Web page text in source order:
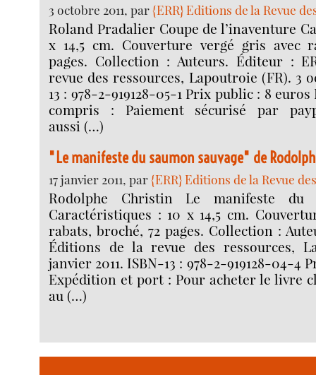
3 octobre 2011, par{ERR} Editions de la Revue
Roland Pradalier Coupe de l’inaventure
x 14,5 cm. Couverture vergé gris avec
pages. Collection : Auteurs. Éditeur :
revue des ressources, Lapoutroie (FR). 3
13 : 978-2-919128-05-1 Prix public : 8
compris : Paiement sécurisé par
aussi (…)
"Le manifeste du saumon sauvage" de
17 janvier 2011, par{ERR} Editions de la Revue
Rodolphe Christin Le manifeste du
Caractéristiques : 10 x 14,5 cm.
rabats, broché, 72 pages. Collection :
Éditions de la revue des ressources,
janvier 2011. ISBN-13 : 978-2-919128-04-4
Expédition et port : Pour acheter le livre
au (…)